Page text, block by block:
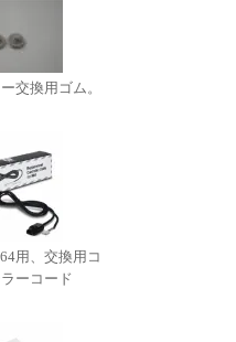
交換用ゴム。
用、交換用コ
ーコード